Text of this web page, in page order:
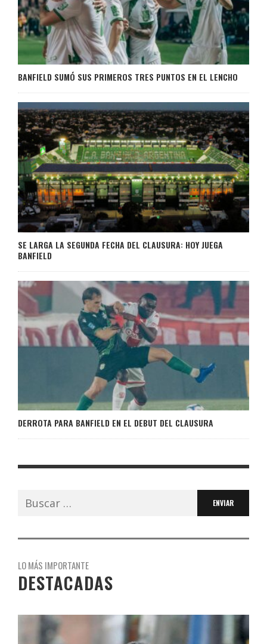
BANFIELD SUMÓ SUS PRIMEROS TRES PUNTOS EN EL LENCHO
SE LARGA LA SEGUNDA FECHA DEL CLAUSURA: HOY JUEGA
BANFIELD
DERROTA PARA BANFIELD EN EL DEBUT DEL CLAUSURA
Buscar:
LO MÁS IMPORTANTE
DESTACADAS